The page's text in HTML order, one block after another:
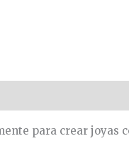
para crear joyas